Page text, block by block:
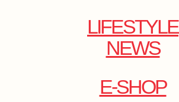
LIFESTYLE
NEWS
E-SHOP